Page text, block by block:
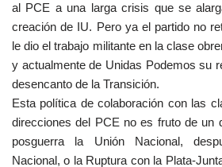
al PCE a una larga crisis que se
creación de IU. Pero ya el partido no
le dio el trabajo militante en la clase
y actualmente de Unidas Podemos su
desencanto de la Transición.
Esta política de colaboración con las
direcciones del PCE no es fruto de un
posguerra la Unión Nacional,
Nacional, o la Ruptura con la Plata-